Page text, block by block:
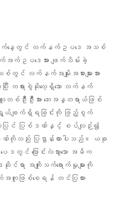
နေ့တွင် လက်နက်ဥပဒေ အသစ်
က်အက်ဥပဒေအား ဖျက်သိမ်းခဲ့
လက်နက်အမျိုးအစားများအား
တရားစွဲဆိုလေ့ရှိသော လက်နက်
စ်ဦီးဦီးအား ဘေးအန္တရာယ်ဖြစ်
ချက်ရှိရခြင်းကို ဖြည့်စွက်
ပြင် ပြစ်ဒဏ်နှင့် စပ်လျဉ်း၍
လည်း ပြဌာန်းထားပါသည်။ ယခု
င် ပြောင်းလဲသွားသော အဓိက
ရာ အကျိုးသက်ရောက်မှုများကို
အကူဖြစ်စေရန် တင်ပြထား